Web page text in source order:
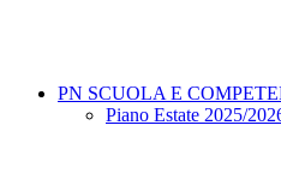
PN SCUOLA E
Piano Estate 2025/